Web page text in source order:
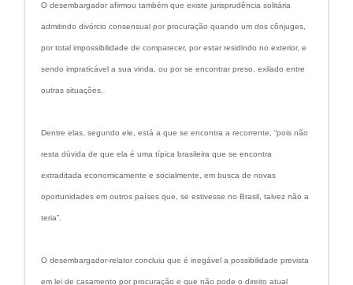
O desembargador afirmou também que existe jurisprudência solitária
admitindo divórcio consensual por procuração quando um dos cônjuges,
por total impossibilidade de comparecer, por estar residindo no exterior, e
sendo impraticável a sua vinda, ou por se encontrar preso, exilado entre
outras situações.
Dentre elas, segundo ele, está a que se encontra a recorrente, “pois não
resta dúvida de que ela é uma típica brasileira que se encontra
extraditada economicamente e socialmente, em busca de novas
oportunidades em outros países que, se estivesse no Brasil, talvez não a
teria”.
O desembargador-relator concluiu que é inegável a possibilidade prevista
em lei de casamento por procuração e que não pode o direito atual